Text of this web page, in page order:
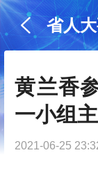
省人
黄兰香
一小组
2021-06-25